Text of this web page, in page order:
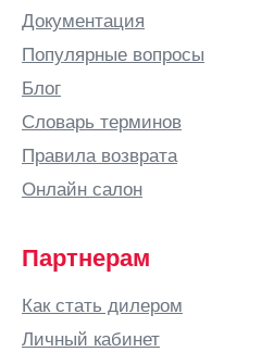
Документация
Популярные вопросы
Блог
Словарь терминов
Правила возврата
Онлайн салон
Партнерам
Как стать дилером
Личный кабинет